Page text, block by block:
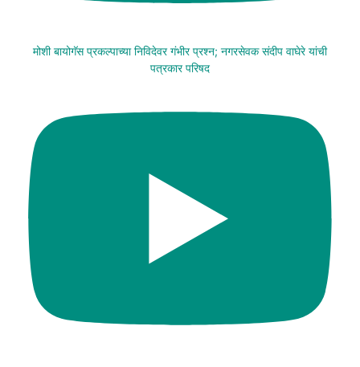
मोशी बायोगॅस प्रकल्पाच्या निविदेवर गंभीर प्रश्न; नगरसेवक संदीप वाघेरे यांची
पत्रकार परिषद